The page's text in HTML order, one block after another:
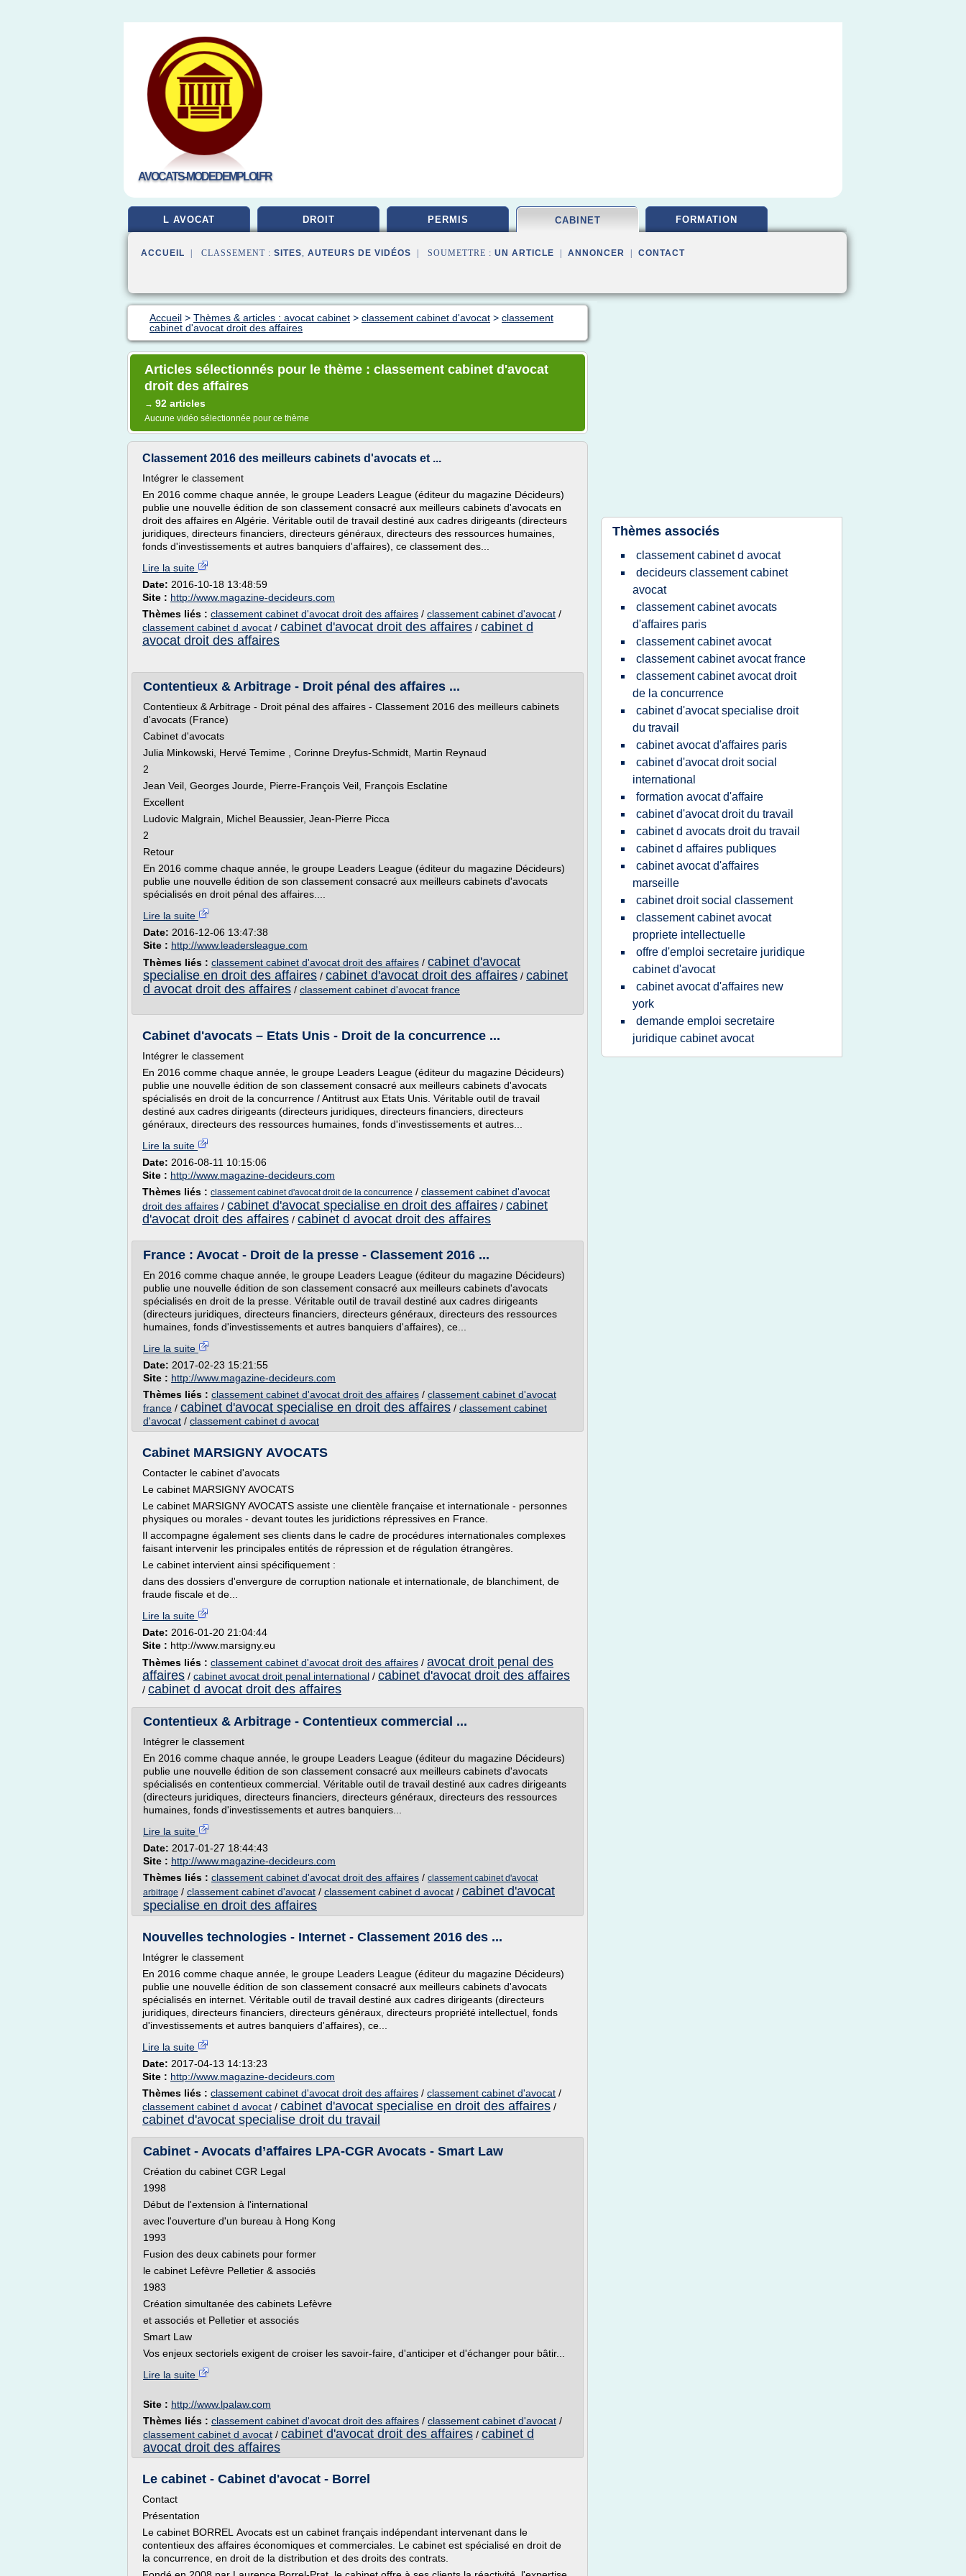
AVOCATS-MODEDEMPLOI.FR
L AVOCAT DROIT PERMIS CABINET FORMATION
ACCUEIL | CLASSEMENT : SITES, AUTEURS DE VIDÉOS | SOUMETTRE : UN ARTICLE ANNONCER CONTACT
Accueil > Thèmes & articles : avocat cabinet > classement cabinet d'avocat > classement
cabinet d'avocat droit des affaires
Articles sélectionnés pour le thème : classement cabinet d'avocat
droit des affaires
→ 92 articles
Aucune vidéo sélectionnée pour ce thème
Classement 2016 des meilleurs cabinets d'avocats et ...
Intégrer le classement
En 2016 comme chaque année, le groupe Leaders League (éditeur du magazine Décideurs)
publie une nouvelle édition de son classement consacré aux meilleurs cabinets d'avocats en
droit des affaires en Algérie. Véritable outil de travail destiné aux cadres dirigeants (directeurs
juridiques, directeurs financiers, directeurs généraux, directeurs des ressources humaines,
fonds d'investissements et autres banquiers d'affaires), ce classement des...
Lire la suite
Date: 2016-10-18 13:48:59
Site : http://www.magazine-decideurs.com
Thèmes liés : classement cabinet d'avocat droit des affaires / classement cabinet d'avocat /
classement cabinet d avocat / cabinet d'avocat droit des affaires / cabinet d
avocat droit des affaires
Contentieux & Arbitrage - Droit pénal des affaires ...
Contentieux & Arbitrage - Droit pénal des affaires - Classement 2016 des meilleurs cabinets
d'avocats (France)
Cabinet d'avocats
Julia Minkowski, Hervé Temime , Corinne Dreyfus-Schmidt, Martin Reynaud
2
Jean Veil, Georges Jourde, Pierre-François Veil, François Esclatine
Excellent
Ludovic Malgrain, Michel Beaussier, Jean-Pierre Picca
2
Retour
En 2016 comme chaque année, le groupe Leaders League (éditeur du magazine Décideurs)
publie une nouvelle édition de son classement consacré aux meilleurs cabinets d'avocats
spécialisés en droit pénal des affaires....
Lire la suite
Date: 2016-12-06 13:47:38
Site : http://www.leadersleague.com
Thèmes liés : classement cabinet d'avocat droit des affaires / cabinet d'avocat
specialise en droit des affaires / cabinet d'avocat droit des affaires / cabinet
d avocat droit des affaires / classement cabinet d'avocat france
Cabinet d'avocats – Etats Unis - Droit de la concurrence ...
Intégrer le classement
En 2016 comme chaque année, le groupe Leaders League (éditeur du magazine Décideurs)
publie une nouvelle édition de son classement consacré aux meilleurs cabinets d'avocats
spécialisés en droit de la concurrence / Antitrust aux Etats Unis. Véritable outil de travail
destiné aux cadres dirigeants (directeurs juridiques, directeurs financiers, directeurs
généraux, directeurs des ressources humaines, fonds d'investissements et autres...
Lire la suite
Date: 2016-08-11 10:15:06
Site : http://www.magazine-decideurs.com
Thèmes liés : classement cabinet d'avocat droit de la concurrence / classement cabinet d'avocat
droit des affaires / cabinet d'avocat specialise en droit des affaires / cabinet
d'avocat droit des affaires / cabinet d avocat droit des affaires
France : Avocat - Droit de la presse - Classement 2016 ...
En 2016 comme chaque année, le groupe Leaders League (éditeur du magazine Décideurs)
publie une nouvelle édition de son classement consacré aux meilleurs cabinets d'avocats
spécialisés en droit de la presse. Véritable outil de travail destiné aux cadres dirigeants
(directeurs juridiques, directeurs financiers, directeurs généraux, directeurs des ressources
humaines, fonds d'investissements et autres banquiers d'affaires), ce...
Lire la suite
Date: 2017-02-23 15:21:55
Site : http://www.magazine-decideurs.com
Thèmes liés : classement cabinet d'avocat droit des affaires / classement cabinet d'avocat
france / cabinet d'avocat specialise en droit des affaires / classement cabinet
d'avocat / classement cabinet d avocat
Cabinet MARSIGNY AVOCATS
Contacter le cabinet d'avocats
Le cabinet MARSIGNY AVOCATS
Le cabinet MARSIGNY AVOCATS assiste une clientèle française et internationale - personnes
physiques ou morales - devant toutes les juridictions répressives en France.
Il accompagne également ses clients dans le cadre de procédures internationales complexes
faisant intervenir les principales entités de répression et de régulation étrangères.
Le cabinet intervient ainsi spécifiquement :
dans des dossiers d'envergure de corruption nationale et internationale, de blanchiment, de
fraude fiscale et de...
Lire la suite
Date: 2016-01-20 21:04:44
Site : http://www.marsigny.eu
Thèmes liés : classement cabinet d'avocat droit des affaires / avocat droit penal des
affaires / cabinet avocat droit penal international / cabinet d'avocat droit des affaires
/ cabinet d avocat droit des affaires
Contentieux & Arbitrage - Contentieux commercial ...
Intégrer le classement
En 2016 comme chaque année, le groupe Leaders League (éditeur du magazine Décideurs)
publie une nouvelle édition de son classement consacré aux meilleurs cabinets d'avocats
spécialisés en contentieux commercial. Véritable outil de travail destiné aux cadres dirigeants
(directeurs juridiques, directeurs financiers, directeurs généraux, directeurs des ressources
humaines, fonds d'investissements et autres banquiers...
Lire la suite
Date: 2017-01-27 18:44:43
Site : http://www.magazine-decideurs.com
Thèmes liés : classement cabinet d'avocat droit des affaires / classement cabinet d'avocat
arbitrage / classement cabinet d'avocat / classement cabinet d avocat / cabinet d'avocat
specialise en droit des affaires
Nouvelles technologies - Internet - Classement 2016 des ...
Intégrer le classement
En 2016 comme chaque année, le groupe Leaders League (éditeur du magazine Décideurs)
publie une nouvelle édition de son classement consacré aux meilleurs cabinets d'avocats
spécialisés en internet. Véritable outil de travail destiné aux cadres dirigeants (directeurs
juridiques, directeurs financiers, directeurs généraux, directeurs propriété intellectuel, fonds
d'investissements et autres banquiers d'affaires), ce...
Lire la suite
Date: 2017-04-13 14:13:23
Site : http://www.magazine-decideurs.com
Thèmes liés : classement cabinet d'avocat droit des affaires / classement cabinet d'avocat /
classement cabinet d avocat / cabinet d'avocat specialise en droit des affaires /
cabinet d'avocat specialise droit du travail
Cabinet - Avocats d’affaires LPA-CGR Avocats - Smart Law
Création du cabinet CGR Legal
1998
Début de l'extension à l'international
avec l'ouverture d'un bureau à Hong Kong
1993
Fusion des deux cabinets pour former
le cabinet Lefèvre Pelletier & associés
1983
Création simultanée des cabinets Lefèvre
et associés et Pelletier et associés
Smart Law
Vos enjeux sectoriels exigent de croiser les savoir-faire, d'anticiper et d'échanger pour bâtir...
Lire la suite
Site : http://www.lpalaw.com
Thèmes liés : classement cabinet d'avocat droit des affaires / classement cabinet d'avocat /
classement cabinet d avocat / cabinet d'avocat droit des affaires / cabinet d
avocat droit des affaires
Le cabinet - Cabinet d'avocat - Borrel
Contact
Présentation
Le cabinet BORREL Avocats est un cabinet français indépendant intervenant dans le
contentieux des affaires économiques et commerciales. Le cabinet est spécialisé en droit de
la concurrence, en droit de la distribution et des droits des contrats.
Thèmes associés
classement cabinet d avocat
decideurs classement cabinet
avocat
classement cabinet avocats
d'affaires paris
classement cabinet avocat
classement cabinet avocat france
classement cabinet avocat droit
de la concurrence
cabinet d'avocat specialise droit
du travail
cabinet avocat d'affaires paris
cabinet d'avocat droit social
international
formation avocat d'affaire
cabinet d'avocat droit du travail
cabinet d avocats droit du travail
cabinet d affaires publiques
cabinet avocat d'affaires
marseille
cabinet droit social classement
classement cabinet avocat
propriete intellectuelle
offre d'emploi secretaire juridique
cabinet d'avocat
cabinet avocat d'affaires new
york
demande emploi secretaire
juridique cabinet avocat